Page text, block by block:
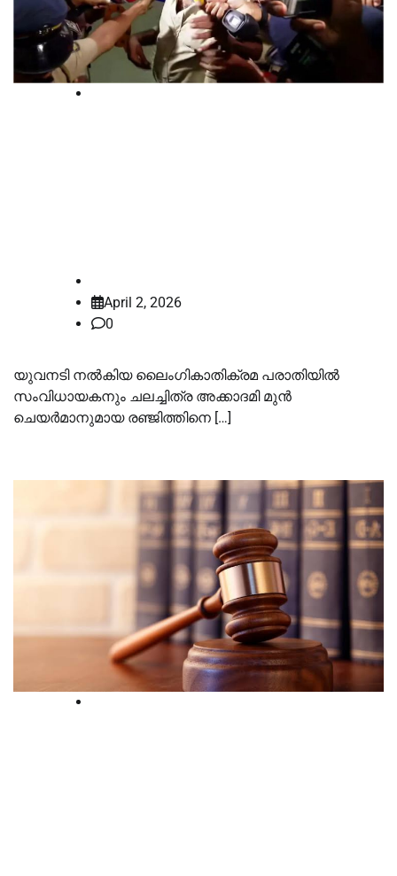
April 2, 2026
0
യുവനടി നല്‍കിയ ലൈംഗികാതിക്രമ പരാതിയില്‍
സംവിധായകനും ചലച്ചിത്ര അക്കാദമി മുൻ
ചെയർമാനുമായ രഞ്ജിത്തിനെ […]